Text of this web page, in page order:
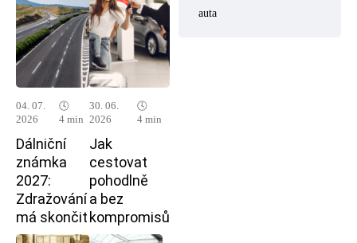
04. 07.
2026
🕓
4 min
Dálniční
známka
2027:
Zdražování
má skončit
30. 06.
2026
🕓
4 min
Jak
cestovat
pohodlně
a bez
kompromisů
auta